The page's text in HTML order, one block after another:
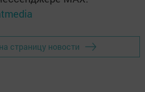
страницу новости